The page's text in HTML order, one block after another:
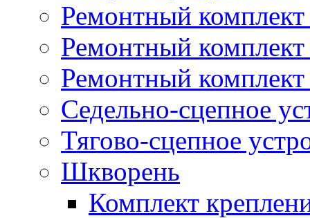
Ремонтный комплект
Ремонтный
Ремонтный комплект
Седельно-сцепное
Тягово-сцепное
Шкворень
Комплект